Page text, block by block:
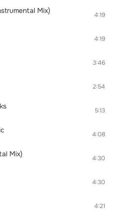
Mix) 4:19
4:19
3:46
2:54
5:13
4:08
Mix) 4:30
4:30
4:21